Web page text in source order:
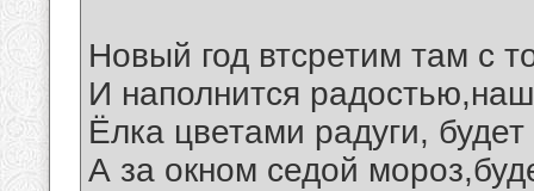
Новый год втсретим там с
И наполнится
Ёлка цветами радуги,
А за окном седой